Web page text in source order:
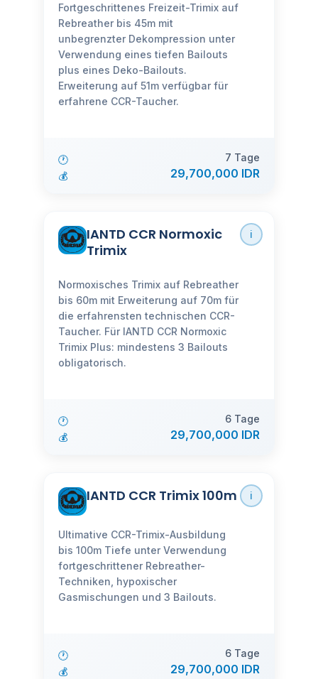
Fortgeschrittenes Freizeit-Trimix auf
Rebreather bis 45m mit
unbegrenzter Dekompression unter
Verwendung eines tiefen Bailouts
plus eines Deko-Bailouts.
Erweiterung auf 51m verfügbar für
erfahrene CCR-Taucher.
🕐
7 Tage
💰
29,700,000 IDR
ℹ️
IANTD CCR Normoxic
Trimix
Normoxisches Trimix auf Rebreather
bis 60m mit Erweiterung auf 70m für
die erfahrensten technischen CCR-
Taucher. Für IANTD CCR Normoxic
Trimix Plus: mindestens 3 Bailouts
obligatorisch.
🕐
6 Tage
💰
29,700,000 IDR
ℹ️
IANTD CCR Trimix 100m
Ultimative CCR-Trimix-Ausbildung
bis 100m Tiefe unter Verwendung
fortgeschrittener Rebreather-
Techniken, hypoxischer
Gasmischungen und 3 Bailouts.
🕐
6 Tage
💰
29,700,000 IDR